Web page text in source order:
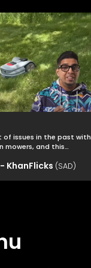
of issues in the past with
and this
KhanFlicks (SAD)